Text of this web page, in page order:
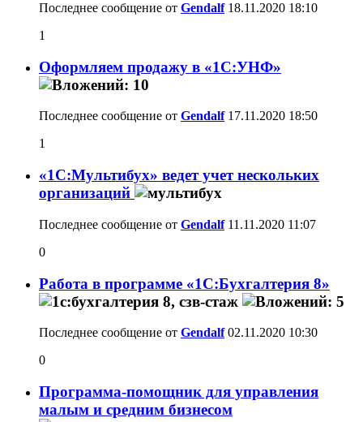
Последнее сообщение от Gendalf18.11.2020 18:10
1
Оформляем продажу в «1С:УНФ»
Последнее сообщение от Gendalf17.11.2020 18:50
1
«1С:Мультибух» ведет учет нескольких
организаций
Последнее сообщение от Gendalf11.11.2020 11:07
0
Работа в программе «1С:Бухгалтерия 8»
Последнее сообщение от Gendalf02.11.2020 10:30
0
Программа-помощник для управления
малым и средним бизнесом